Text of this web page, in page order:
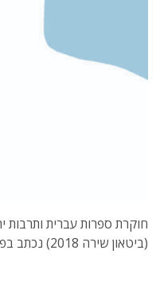
חוקרת ספרות עברית ותרבות
(ביטאון שירה 2018) נכתב בפרוזה לירית דו־לשונית.